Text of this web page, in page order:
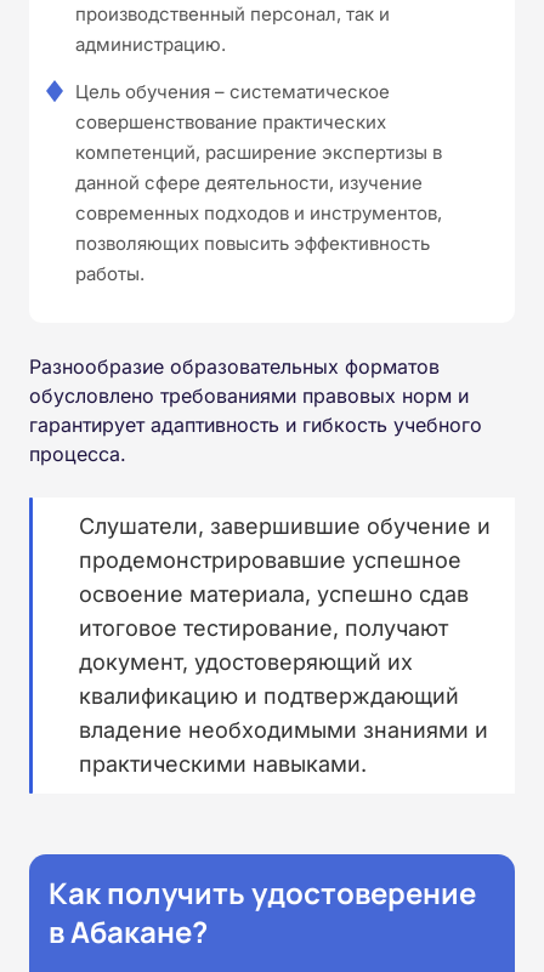
производственный персонал, так и
администрацию.
Цель обучения – систематическое
совершенствование практических
компетенций, расширение экспертизы в
данной сфере деятельности, изучение
современных подходов и инструментов,
позволяющих повысить эффективность
работы.
Разнообразие образовательных форматов
обусловлено требованиями правовых норм и
гарантирует адаптивность и гибкость учебного
процесса.
Слушатели, завершившие обучение и
продемонстрировавшие успешное
освоение материала, успешно сдав
итоговое тестирование, получают
документ, удостоверяющий их
квалификацию и подтверждающий
владение необходимыми знаниями и
практическими навыками.
Как получить удостоверение
в Абакане?